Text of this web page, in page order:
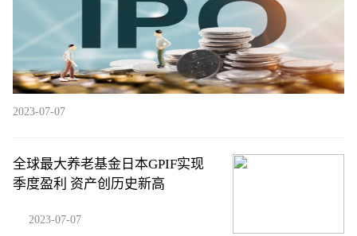
2023-07-07
全球最大养老基金日本GPIF实现
季度盈利 资产创历史新高
2023-07-07